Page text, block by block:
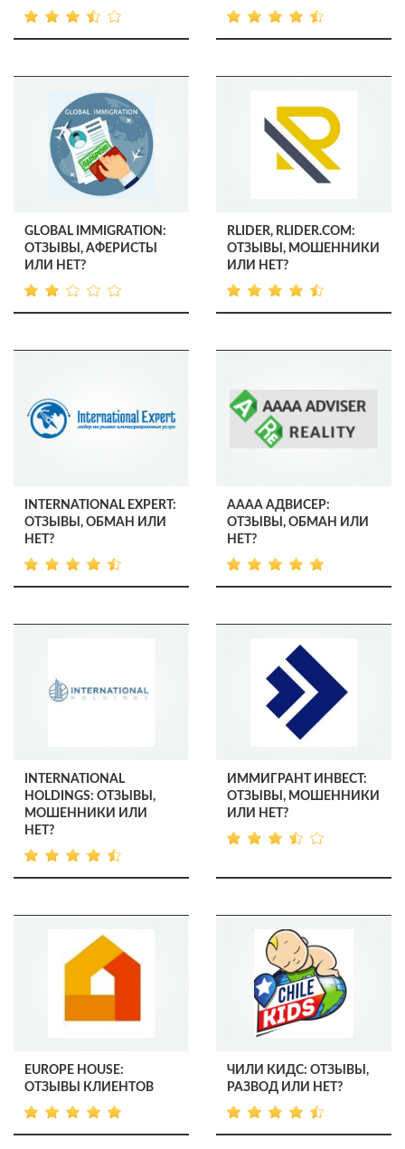
GLOBAL IMMIGRATION:
ОТЗЫВЫ, АФЕРИСТЫ
ИЛИ НЕТ?
RLIDER, RLIDER.COM:
ОТЗЫВЫ, МОШЕННИКИ
ИЛИ НЕТ?
INTERNATIONAL EXPERT:
ОТЗЫВЫ, ОБМАН ИЛИ
НЕТ?
АААА АДВИСЕР:
ОТЗЫВЫ, ОБМАН ИЛИ
НЕТ?
INTERNATIONAL
HOLDINGS: ОТЗЫВЫ,
МОШЕННИКИ ИЛИ
НЕТ?
ИММИГРАНТ ИНВЕСТ:
ОТЗЫВЫ, МОШЕННИКИ
ИЛИ НЕТ?
EUROPE HOUSE:
ОТЗЫВЫ КЛИЕНТОВ
ЧИЛИ КИДС: ОТЗЫВЫ,
РАЗВОД ИЛИ НЕТ?